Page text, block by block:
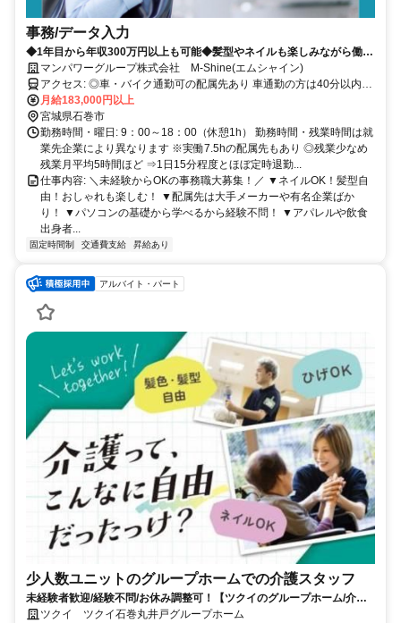
事務/データ入力
◆1年目から年収300万円以上も可能◆髪型やネイルも楽しみながら働け
ます♪20代活躍中！
マンパワーグループ株式会社 M-Shine(エムシャイン)
アクセス: ◎車・バイク通勤可の配属先あり 車通勤の方は40分以内の
配属先に通勤しているケースがほとんどです！
月給183,000円以上
宮城県石巻市
勤務時間・曜日: 9：00～18：00（休憩1h） 勤務時間・残業時間は就
業先企業により異なります ※実働7.5hの配属先もあり ◎残業少なめ
残業月平均5時間ほど ⇒1日15分程度とほぼ定時退勤...
仕事内容: ＼未経験からOKの事務職大募集！／ ▼ネイルOK！髪型自
由！おしゃれも楽しむ！ ▼配属先は大手メーカーや有名企業ばか
り！ ▼パソコンの基礎から学べるから経験不問！ ▼アパレルや飲食
出身者...
固定時間制 交通費支給 昇給あり
アルバイト・パート
少人数ユニットのグループホームでの介護スタッフ
未経験者歓迎/経験不問/お休み調整可！【ツクイのグループホーム/介護
スタッフ求人】
ツクイ ツクイ石巻丸井戸グループホーム